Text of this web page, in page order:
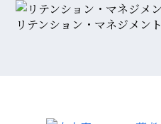
リテンション・マネジメント